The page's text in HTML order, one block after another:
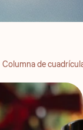
Columna de